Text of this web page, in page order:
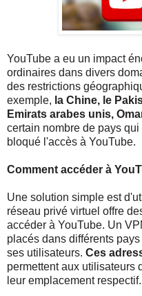
YouTube a eu un impact
ordinaires dans divers
des restrictions
exemple, la Chine, le
Emirats arabes unis,
certain nombre de pays
bloqué l'accès à YouTube.
Comment accéder à
Une solution simple est
réseau privé virtuel offre
accéder à YouTube. Un
placés dans différents
ses utilisateurs. Ces
permettent aux utilisateurs
leur emplacement respectif.